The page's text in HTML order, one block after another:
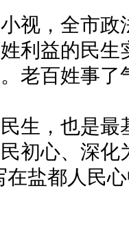
全市政法
利益的民
老百姓事
，也是最
初心、深化
在盐都人民